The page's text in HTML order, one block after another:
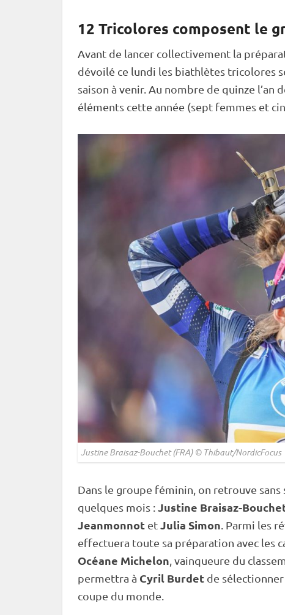
12 Tricolores composent le
Avant de lancer collectivement la
dévoilé ce lundi les biathlètes tricolores
saison à venir. Au nombre de quinze l’an
éléments cette année (sept femmes et
Justine Braisaz-Bouchet (FRA) © Thibaut/NordicFocus
Dans le groupe féminin, on retrouve
quelques mois :Justine Braisaz-
Jeanmonnot etJulia Simon . Parmi les
effectuera toute sa préparation avec les
Océane Michelon , vainqueure du
permettra à Cyril Burdet de
coupe du monde